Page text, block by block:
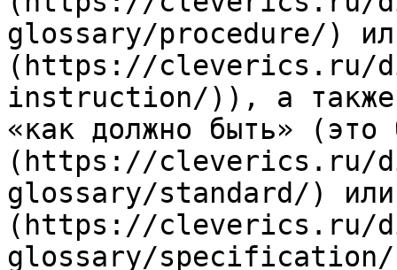
glossary/procedure/)
(https://cleverics.ru/
instruction/)), а также
«как должно быть»
(https://cleverics.ru/
glossary/standard/) или
(https://cleverics.ru/
glossary/specification/